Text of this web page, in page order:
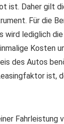
ist. Daher gilt
Für die
wird lediglich
Kosten
des Autos
ist,
Fahrleistung